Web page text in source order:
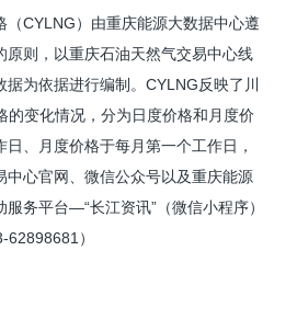
（CYLNG）由重庆能源大数据中心遵
原则，以重庆石油天然气交易中心线
据为依据进行编制。CYLNG反映了川
的变化情况，分为日度价格和月度价
、月度价格于每月第一个工作日，
中心官网、微信公众号以及重庆能源
务平台—“长江资讯”（微信小程序）
）